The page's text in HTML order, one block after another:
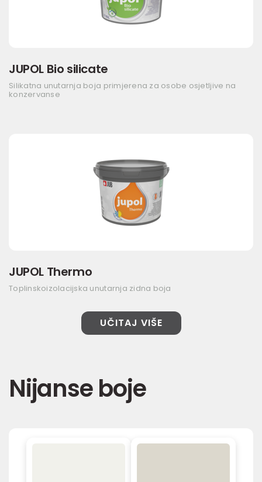
JUPOL Bio silicate
Silikatna unutarnja boja primjerena za osobe osjetljive na
konzervanse
JUPOL Thermo
Toplinskoizolacijska unutarnja zidna boja
UČITAJ VIŠE
Nijanse boje